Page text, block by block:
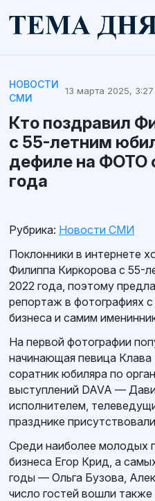
НОВОСТИ
СМИ
13 марта 2025, 3:27
Кто поздравил
с 55-летним
дефиле на ФОТО
года
Рубрика: Новости СМИ
Поклонники в интернете
Филиппа Киркорова с 55-
2022 года, поэтому
репортаж в фотографиях
бизнеса и самим
На первой фотографии
начинающая певица
соратник юбиляра по
выступлений DAVA —
исполнителем,
празднике
Среди наиболее молодых
бизнеса Егор Крид, а
годы — Ольга Бузова,
число гостей вошли